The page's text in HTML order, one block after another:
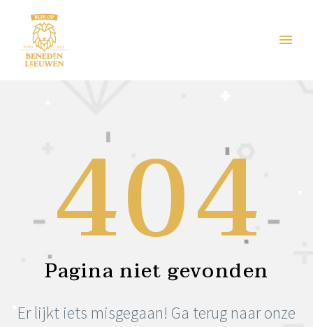
404
Pagina niet gevonden
Er lijkt iets misgegaan! Ga terug naar onze